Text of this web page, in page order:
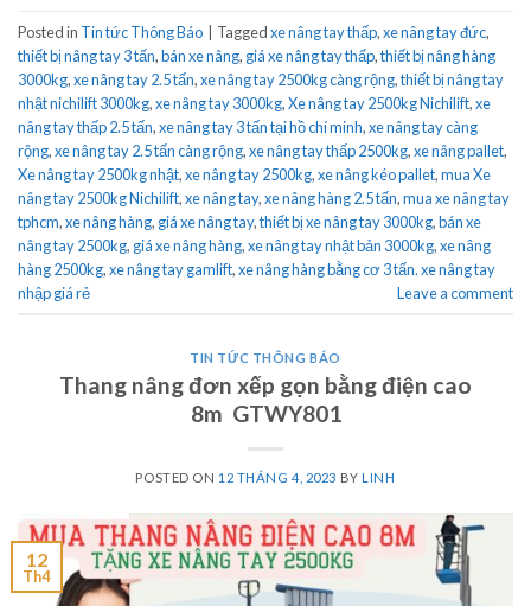
Posted in Tin tức Thông Báo | Taggedxe nâng tay thấp,xe nâng tay đức,
thiết bị nâng tay 3 tấn,bán xe nâng, giá xe nâng tay thấp,thiết bị nâng hàng
3000kg,xe nâng tay 2.5 tấn,xe nâng tay 2500kg càng rộng,thiết bị nâng tay
nhật nichilift 3000kg,xe nâng tay 3000kg,Xe nâng tay 2500kg Nichilift,xe
nâng tay thấp 2.5 tấn,xe nâng tay 3 tấn tại hồ chí minh,xe nâng tay càng
rộng,xe nâng tay 2.5 tấn càng rộng,xe nâng tay thấp 2500kg,xe nâng pallet,
Xe nâng tay 2500kg nhật,xe nâng tay 2500kg,xe nâng kéo pallet,mua Xe
nâng tay 2500kg Nichilift,xe nâng tay,xe nâng hàng 2.5 tấn,mua xe nâng tay
tphcm,xe nâng hàng, giá xe nâng tay,thiết bị xe nâng tay 3000kg,bán xe
nâng tay 2500kg, giá xe nâng hàng,xe nâng tay nhật bản 3000kg,xe nâng
hàng 2500kg,xe nâng tay gamlift,xe nâng hàng bằng cơ 3 tấn. xe nâng tay
nhập giá rẻ
Leave a comment
TIN TỨC THÔNG BÁO
Thang nâng đơn xếp gọn bằng điện cao
8m GTWY801
POSTED ON 12 THÁNG 4, 2023 BYLINH
12
Th4